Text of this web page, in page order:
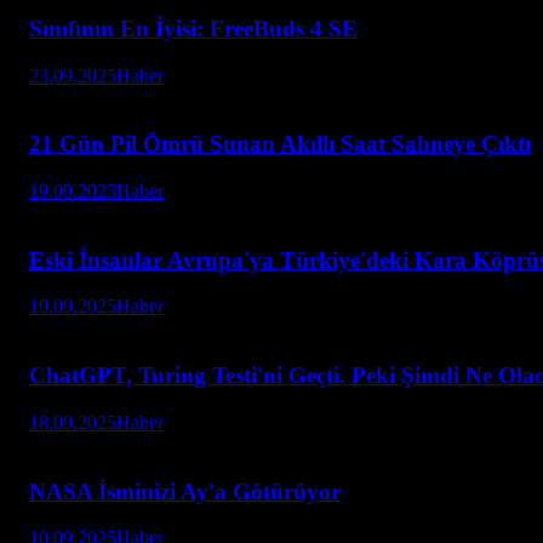
Sınıfının En İyisi: FreeBuds 4 SE
23.09.2025Haber
21 Gün Pil Ömrü Sunan Akıllı Saat Sahneye Çıktı
19.09.2025Haber
Eski İnsanlar Avrupa'ya Türkiye'deki Kara
19.09.2025Haber
ChatGPT, Turing Testi'ni Geçti. Peki Şimdi Ne
18.09.2025Haber
NASA İsminizi Ay'a Götürüyor
10.09.2025Haber